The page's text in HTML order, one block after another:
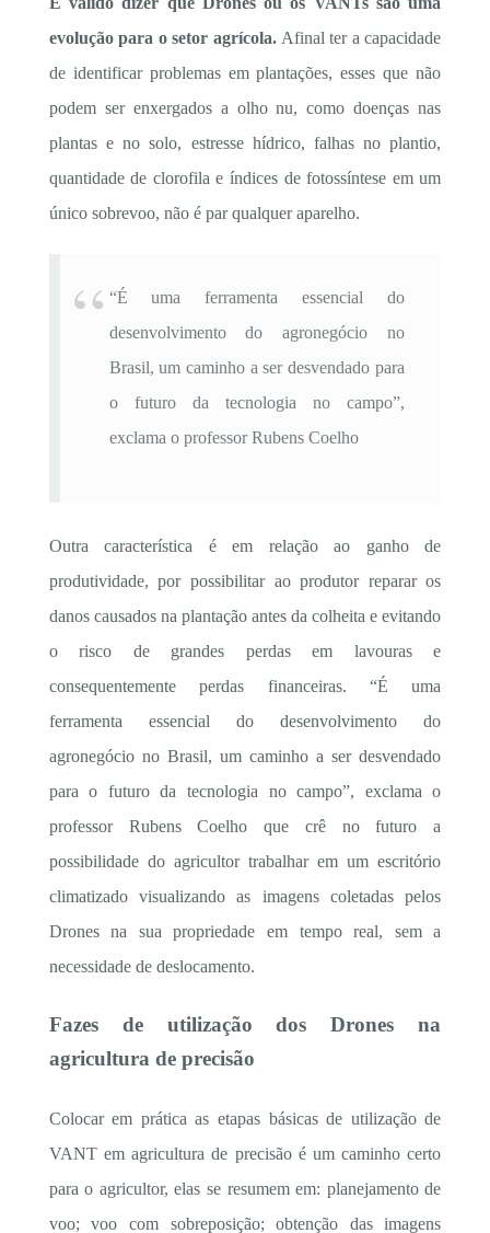
evolução para o setor agrícola. Afinal ter a capacidade
de identificar problemas em plantações, esses que não
podem ser enxergados a olho nu, como doenças nas
plantas e no solo, estresse hídrico, falhas no plantio,
quantidade de clorofila e índices de fotossíntese em um
único sobrevoo, não é par qualquer aparelho.
“É uma ferramenta essencial do
desenvolvimento do agronegócio no
Brasil, um caminho a ser desvendado para
o futuro da tecnologia no campo”,
exclama o professor Rubens Coelho
Outra característica é em relação ao ganho de
produtividade, por possibilitar ao produtor reparar os
danos causados na plantação antes da colheita e evitando
o risco de grandes perdas em lavouras e
consequentemente perdas financeiras. “É uma
ferramenta essencial do desenvolvimento do
agronegócio no Brasil, um caminho a ser desvendado
para o futuro da tecnologia no campo”, exclama o
professor Rubens Coelho que crê no futuro a
possibilidade do agricultor trabalhar em um escritório
climatizado visualizando as imagens coletadas pelos
Drones na sua propriedade em tempo real, sem a
necessidade de deslocamento.
Fazes de utilização dos Drones na
agricultura de precisão
Colocar em prática as etapas básicas de utilização de
VANT em agricultura de precisão é um caminho certo
para o agricultor, elas se resumem em: planejamento de
voo; voo com sobreposição; obtenção das imagens